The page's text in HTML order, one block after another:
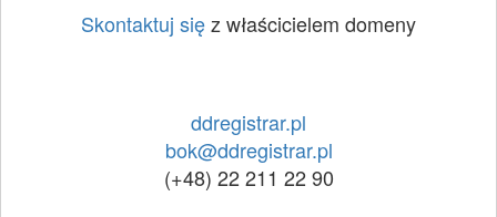
Skontaktuj sięz właścicielem domeny
ddregistrar.pl
bok@ddregistrar.pl
(+48) 22 211 22 90